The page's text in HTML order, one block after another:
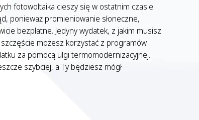
fotowoltaika cieszy się w ostatnim czasie
ponieważ promieniowanie słoneczne,
bezpłatne. Jedyny wydatek, z jakim musisz
możesz korzystać z programów
za pomocą ulgi termomodernizacyjnej.
szybciej, a Ty będziesz mógł